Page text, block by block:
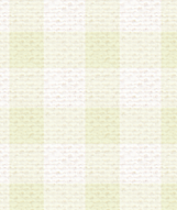
、会員登録の取り
る方法・手段に
成年被後見人、被
法定代理人の同
義務教育学齢に該
別途定める方法